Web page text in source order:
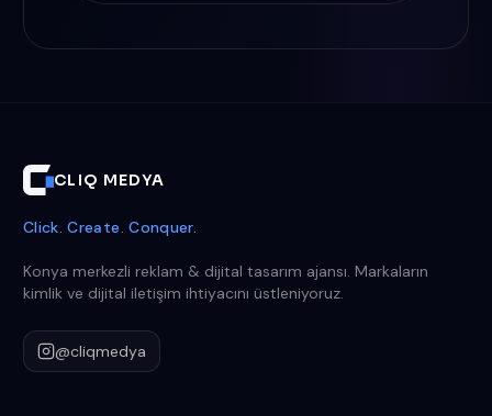
CLIQ MEDYA
Click. Create. Conquer.
Konya merkezli reklam & dijital tasarım ajansı. Markaların
kimlik ve dijital iletişim ihtiyacını üstleniyoruz.
@cliqmedya